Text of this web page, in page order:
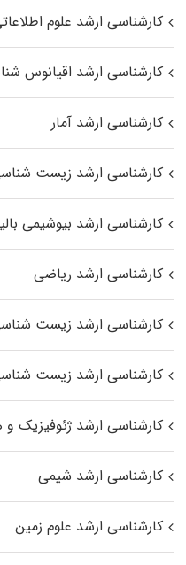
کارشناسی ارشد علوم
کارشناسی ارشد اقیانوس‌
کارشناسی ارشد آمار
کارشناسی ارشد زیست
کارشناسی ارشد بیوشیمی
کارشناسی ارشد ریاضی
کارشناسی ارشد زیست‌
کارشناسی ارشد زیست‌
کارشناسی ارشد ژئوفیزیک
کارشناسی ارشد شیمی
کارشناسی ارشد علوم زمین